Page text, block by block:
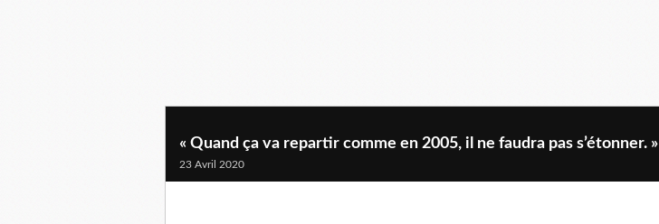
« Quand ça va repartir comme en 2005, il ne faudra pas s’étonner. »
23 Avril 2020